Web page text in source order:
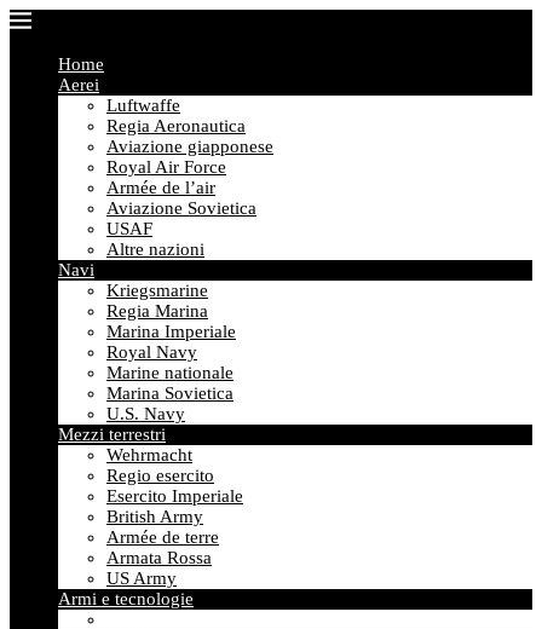
Home
Aerei
Luftwaffe
Regia Aeronautica
Aviazione giapponese
Royal Air Force
Armée de l’air
Aviazione Sovietica
USAF
Altre nazioni
Navi
Kriegsmarine
Regia Marina
Marina Imperiale
Royal Navy
Marine nationale
Marina Sovietica
U.S. Navy
Mezzi terrestri
Wehrmacht
Regio esercito
Esercito Imperiale
British Army
Armée de terre
Armata Rossa
US Army
Armi e tecnologie